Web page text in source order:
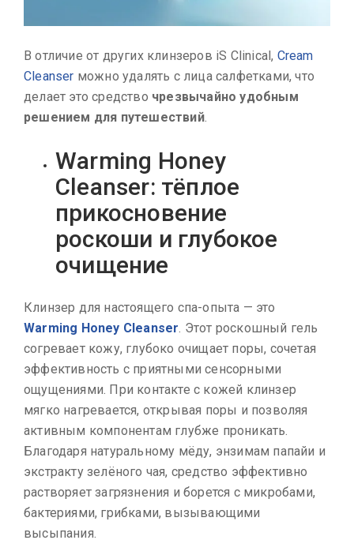
В отличие от других клинзеров iS Clinical, Cream
Cleanser можно удалять с лица салфетками, что
делает это средство чрезвычайно удобным
решением для путешествий.
Warming Honey
Cleanser: тёплое
прикосновение
роскоши и глубокое
очищение
Клинзер для настоящего спа-опыта — это
Warming Honey Cleanser. Этот роскошный гель
согревает кожу, глубоко очищает поры, сочетая
эффективность с приятными сенсорными
ощущениями. При контакте с кожей клинзер
мягко нагревается, открывая поры и позволяя
активным компонентам глубже проникать.
Благодаря натуральному мёду, энзимам папайи и
экстракту зелёного чая, средство эффективно
растворяет загрязнения и борется с микробами,
бактериями, грибками, вызывающими
высыпания.